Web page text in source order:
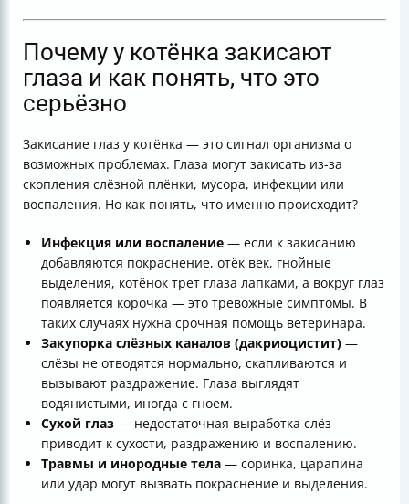
Почему у котёнка закисают
глаза и как понять, что это
серьёзно
Закисание глаз у котёнка — это сигнал организма о
возможных проблемах. Глаза могут закисать из-за
скопления слёзной плёнки, мусора, инфекции или
воспаления. Но как понять, что именно происходит?
Инфекция или воспаление — если к закисанию
добавляются покраснение, отёк век, гнойные
выделения, котёнок трет глаза лапками, а вокруг глаз
появляется корочка — это тревожные симптомы. В
таких случаях нужна срочная помощь ветеринара.
Закупорка слёзных каналов (дакриоцистит) —
слёзы не отводятся нормально, скапливаются и
вызывают раздражение. Глаза выглядят
водянистыми, иногда с гноем.
Сухой глаз — недостаточная выработка слёз
приводит к сухости, раздражению и воспалению.
Травмы и инородные тела — соринка, царапина
или удар могут вызвать покраснение и выделения.